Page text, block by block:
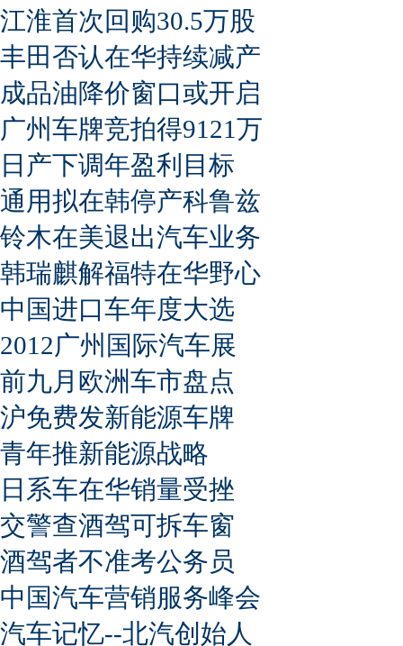
江淮首次回购30.5万股
丰田否认在华持续减产
成品油降价窗口或开启
广州车牌竞拍得9121万
日产下调年盈利目标
通用拟在韩停产科鲁兹
铃木在美退出汽车业务
韩瑞麒解福特在华野心
中国进口车年度大选
2012广州国际汽车展
前九月欧洲车市盘点
沪免费发新能源车牌
青年推新能源战略
日系车在华销量受挫
交警查酒驾可拆车窗
酒驾者不准考公务员
中国汽车营销服务峰会
汽车记忆--北汽创始人